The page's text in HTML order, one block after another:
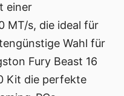
einer
MT/s, die ideal für
Wahl für
Fury Beast 16
Kit die perfekte